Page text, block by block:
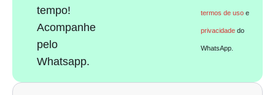
tempo!
Acompanhe
pelo
Whatsapp.
termos de uso e
privacidade do
WhatsApp.